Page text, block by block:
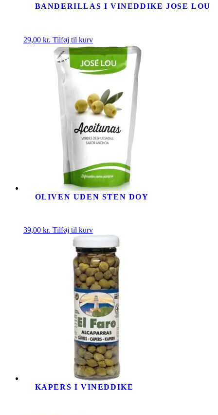
BANDERILLAS I VINEDDIKE JOSE LOU
29,00 kr. Tilføj til kurv
OLIVEN UDEN STEN DOY
39,00 kr. Tilføj til kurv
KAPERS I VINEDDIKE